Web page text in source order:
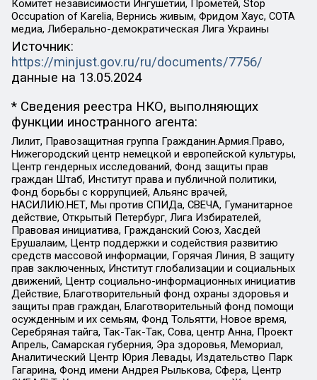
Комитет независимости Ингушетии, Прометей, Stop
Occupation of Karelia, Вернись живым, Фридом Хаус, СОТА
медиа, Либерально-демократическая Лига Украины
Источник:
https://minjust.gov.ru/ru/documents/7756/
данные на 13.05.2024
* Сведения реестра НКО, выполняющих
функции иностранного агента:
Лилит, Правозащитная группа Гражданин.Армия.Право,
Нижегородский центр немецкой и европейской культуры,
Центр гендерных исследований, Фонд защиты прав
граждан Штаб, Институт права и публичной политики,
Фонд борьбы с коррупцией, Альянс врачей,
НАСИЛИЮ.НЕТ, Мы против СПИДа, СВЕЧА, Гуманитарное
действие, Открытый Петербург, Лига Избирателей,
Правовая инициатива, Гражданский Союз, Хасдей
Ерушалаим, Центр поддержки и содействия развитию
средств массовой информации, Горячая Линия, В защиту
прав заключенных, Институт глобализации и социальных
движений, Центр социально-информационных инициатив
Действие, Благотворительный фонд охраны здоровья и
защиты прав граждан, Благотворительный фонд помощи
осужденным и их семьям, Фонд Тольятти, Новое время,
Серебряная тайга, Так-Так-Так, Сова, центр Анна, Проект
Апрель, Самарская губерния, Эра здоровья, Мемориал,
Аналитический Центр Юрия Левады, Издательство Парк
Гагарина, Фонд имени Андрея Рылькова, Сфера, Центр